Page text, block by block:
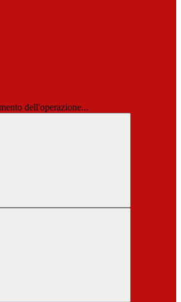
dell'operazione...